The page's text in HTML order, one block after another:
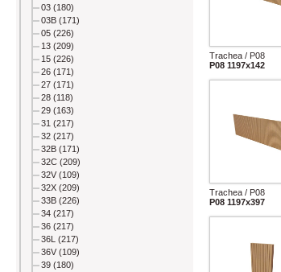
03 (180)
03B (171)
05 (226)
13 (209)
15 (226)
26 (171)
27 (171)
28 (118)
29 (163)
31 (217)
32 (217)
32B (171)
32C (209)
32V (109)
32X (209)
33B (226)
34 (217)
36 (217)
36L (217)
36V (109)
39 (180)
Trachea / P08
P08 1197x142
Trachea / P08
P08 1197x397